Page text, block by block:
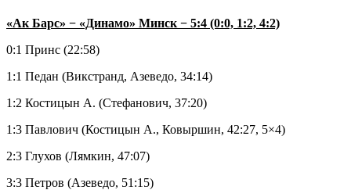
«Ак Барс» − «Динамо» Минск − 5:4 (0:0, 1:2, 4:2)
0:1 Принс (22:58)
1:1 Педан (Викстранд, Азеведо, 34:14)
1:2 Костицын А. (Стефанович, 37:20)
1:3 Павлович (Костицын А., Ковыршин, 42:27, 5×4)
2:3 Глухов (Лямкин, 47:07)
3:3 Петров (Азеведо, 51:15)